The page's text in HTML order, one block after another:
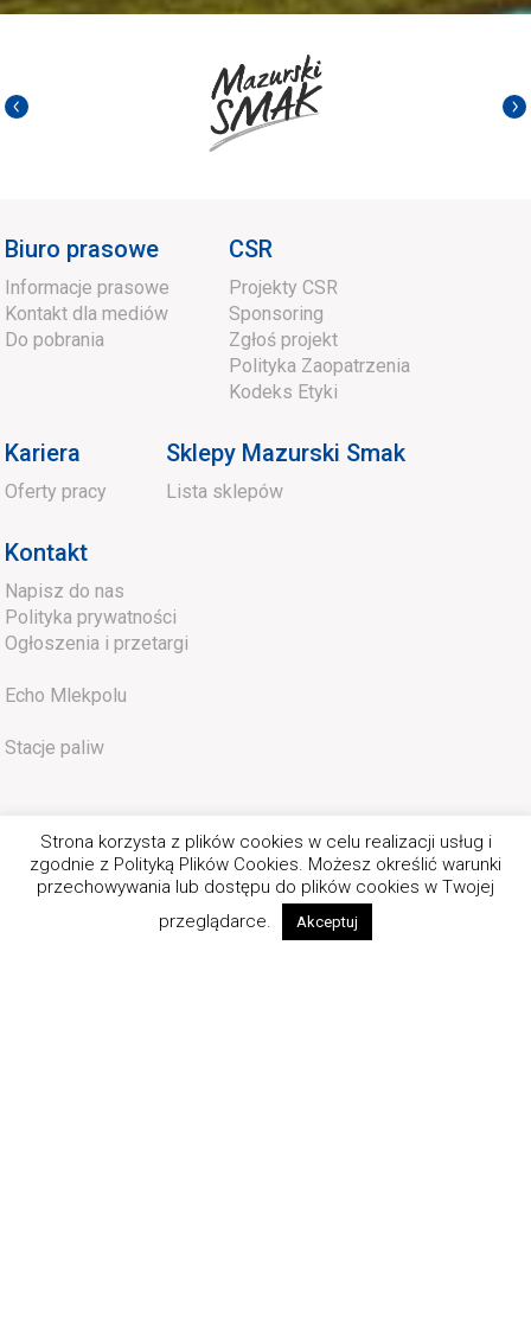
Biuro prasowe
Informacje prasowe
Kontakt dla mediów
Do pobrania
CSR
Projekty CSR
Sponsoring
Zgłoś projekt
Polityka Zaopatrzenia
Kodeks Etyki
Kariera
Oferty pracy
Sklepy Mazurski Smak
Lista sklepów
Kontakt
Napisz do nas
Polityka prywatności
Ogłoszenia i przetargi
Echo Mlekpolu
Stacje paliw
Strona korzysta z plików cookies w celu realizacji usług i
zgodnie z Polityką Plików Cookies. Możesz określić warunki
przechowywania lub dostępu do plików cookies w Twojej
przeglądarce.
Akceptuj